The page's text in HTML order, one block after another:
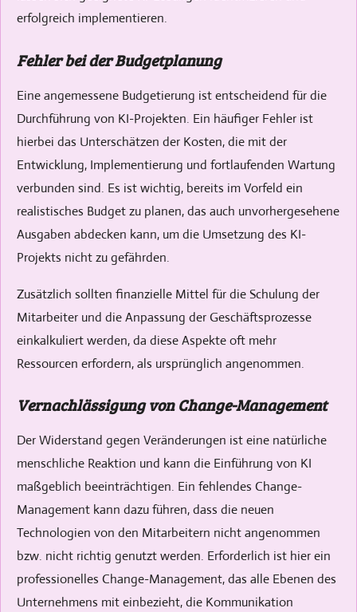
erfolgreich implementieren.
Fehler bei der Budgetplanung
Eine angemessene Budgetierung ist entscheidend für die
Durchführung von KI-Projekten. Ein häufiger Fehler ist
hierbei das Unterschätzen der Kosten, die mit der
Entwicklung, Implementierung und fortlaufenden Wartung
verbunden sind. Es ist wichtig, bereits im Vorfeld ein
realistisches Budget zu planen, das auch unvorhergesehene
Ausgaben abdecken kann, um die Umsetzung des KI-
Projekts nicht zu gefährden.
Zusätzlich sollten finanzielle Mittel für die Schulung der
Mitarbeiter und die Anpassung der Geschäftsprozesse
einkalkuliert werden, da diese Aspekte oft mehr
Ressourcen erfordern, als ursprünglich angenommen.
Vernachlässigung von Change-Management
Der Widerstand gegen Veränderungen ist eine natürliche
menschliche Reaktion und kann die Einführung von KI
maßgeblich beeinträchtigen. Ein fehlendes Change-
Management kann dazu führen, dass die neuen
Technologien von den Mitarbeitern nicht angenommen
bzw. nicht richtig genutzt werden. Erforderlich ist hier ein
professionelles Change-Management, das alle Ebenen des
Unternehmens mit einbezieht, die Kommunikation